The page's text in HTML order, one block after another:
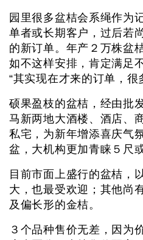
园里很多盆桔会系绳作为
单者或长期客户，过后若
的新订单。年产２万株盆
如不这样安排，肯定满足
“其实现在才来的订单，很
硕果盈枝的盆桔，经由批
马新两地大酒楼、酒店、
私宅，为新年增添喜庆气
盆，大机构更加青睐５尺
目前市面上盛行的盆桔，
大，也最受欢迎；其他尚
及偏长形的金桔。
３个品种售价无差，因为